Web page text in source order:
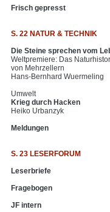
Frisch gepresst
S. 22 NATUR & TECHNIK
Die Steine sprechen vom
Weltpremiere: Das
von Mehrzellern
Hans-Bernhard Wuermeling
Umwelt
Krieg durch Hacken
Heiko Urbanzyk
Meldungen
S. 23 LESERFORUM
Leserbriefe
Fragebogen
JF intern